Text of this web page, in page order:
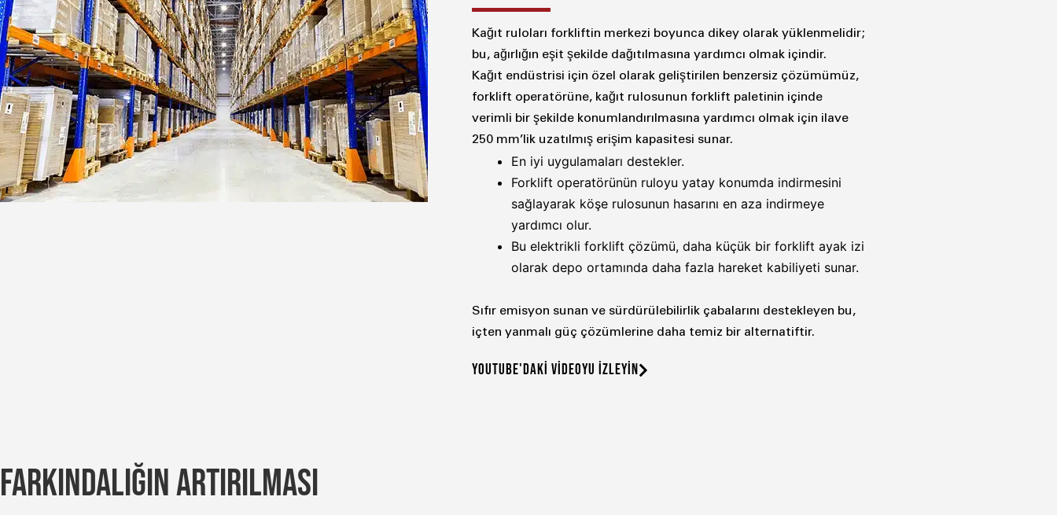
Kağıt ruloları forkliftin merkezi boyunca dikey olarak yüklenmelidir;
bu, ağırlığın eşit şekilde dağıtılmasına yardımcı olmak içindir.
Kağıt endüstrisi için özel olarak geliştirilen benzersiz çözümümüz,
forklift operatörüne, kağıt rulosunun forklift paletinin içinde
verimli bir şekilde konumlandırılmasına yardımcı olmak için ilave
250 mm’lik uzatılmış erişim kapasitesi sunar.
En iyi uygulamaları destekler.
Forklift operatörünün ruloyu yatay konumda indirmesini
sağlayarak köşe rulosunun hasarını en aza indirmeye
yardımcı olur.
Bu elektrikli forklift çözümü, daha küçük bir forklift ayak izi
olarak depo ortamında daha fazla hareket kabiliyeti sunar.
Sıfır emisyon sunan ve sürdürülebilirlik çabalarını destekleyen bu,
içten yanmalı güç çözümlerine daha temiz bir alternatiftir.
YOUTUBE'DAKİ VİDEOYU İZLEYİN
FARKINDALIĞIN ARTIRILMASI